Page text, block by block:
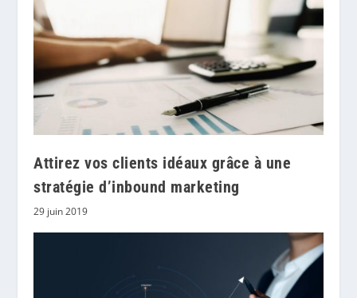
Attirez vos clients idéaux grâce à une
stratégie d’inbound marketing
29 juin 2019